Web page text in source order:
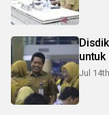
untuk
Jul 14th